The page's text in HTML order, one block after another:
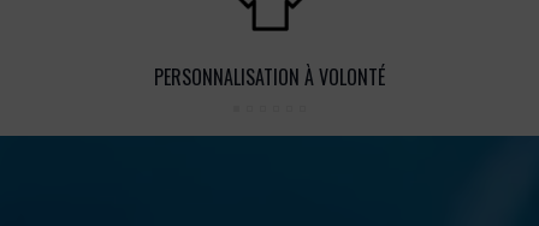
PERSONNALISATION À VOLONTÉ